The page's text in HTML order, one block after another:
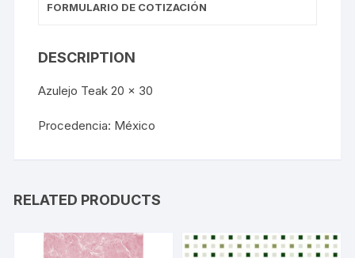
FORMULARIO DE COTIZACIÓN
DESCRIPTION
Azulejo Teak 20 x 30
Procedencia: México
RELATED PRODUCTS